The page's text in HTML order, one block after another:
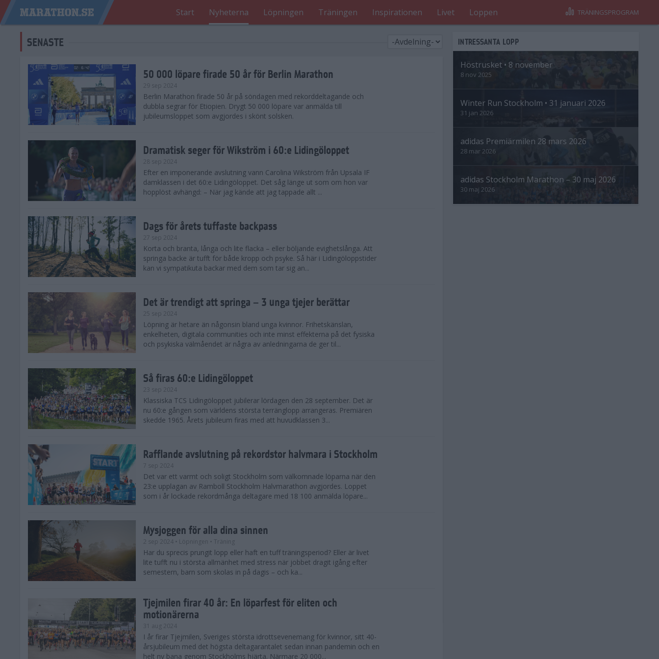
Start Nyheterna Löpningen Träningen Inspirationen Livet Loppen TRÄNINGSPROGRAM
SENASTE
50 000 löpare firade 50 år för Berlin Marathon
29 sep 2024
Berlin Marathon firade 50 år på söndagen med rekorddeltagande och
dubbla segrar för Etiopien. Drygt 50 000 löpare var anmälda till
jubileumsloppet som avgjordes i skönt solsken.
Dramatisk seger för Wikström i 60:e Lidingöloppet
28 sep 2024
Efter en imponerande avslutning vann Carolina Wikström från Upsala IF
damklassen i det 60:e Lidingöloppet. Det såg länge ut som om hon var
hopplöst avhängd: – När jag kände att jag tappade allt ...
Dags för årets tuffaste backpass
27 sep 2024
Korta och branta, långa och lite flacka – eller böljande evighetslånga. Att
springa backe är tufft för både kropp och psyke. Så här i Lidingöloppstider
kan vi sympatikuta backar med dem som tar sig an...
Det är trendigt att springa – 3 unga tjejer berättar
25 sep 2024
Löpning är hetare än någonsin bland unga kvinnor. Frihetskänslan,
enkelheten, digitala communities och inte minst effekterna på det fysiska
och psykiska välmåendet är några av anledningarna de ger til...
Så firas 60:e Lidingöloppet
23 sep 2024
Klassiska TCS Lidingöloppet jubilerar lördagen den 28 september. Det är
nu 60:e gången som världens största terränglopp arrangeras. Premiären
skedde 1965. Årets jubileum firas med att huvudklassen 3...
Rafflande avslutning på rekordstor halvmara i Stockholm
7 sep 2024
Det var ett varmt och soligt Stockholm som välkomnade löparna när den
23:e upplagan av Ramboll Stockholm Halvmarathon avgjordes. Loppet
som i år lockade rekordmånga deltagare med 18 100 anmälda löpare...
Mysjoggen för alla dina sinnen
2 sep 2024 • Löpningen • Träning
Har du sprecis prungit lopp eller haft en tuff träningsperiod? Eller är livet
lite tufft nu i största allmänhet med stress när jobbet dragit igång efter
semestern, barn som skolas in på dagis – och ka...
Tjejmilen firar 40 år: En löparfest för eliten och
motionärerna
31 aug 2024
I år firar Tjejmilen, Sveriges största idrottsevenemang för kvinnor, sitt 40-
årsjubileum med det högsta deltagarantalet sedan innan pandemin och en
helt ny bana genom Stockholms hjärta. Närmare 20 000...
INTRESSANTA LOPP
Höstrusket • 8 november
8 nov 2025
Winter Run Stockholm • 31 januari 2026
31 jan 2026
adidas Premiärmilen 28 mars 2026
28 mar 2026
adidas Stockholm Marathon – 30 maj 2026
30 maj 2026